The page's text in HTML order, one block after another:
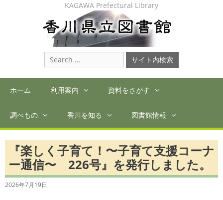
KAGAWA Prefectural Library
Search
for:
ホーム 利用案内 資料をさがす
調べもの 香川を知る 図書館情報
『楽しく子育て！〜子育て支援コーナ
ー通信〜 226号』を発行しました。
2026年7月19日